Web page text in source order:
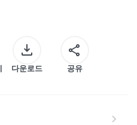
다운로드 공유